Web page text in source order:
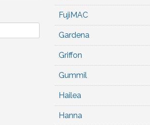
FujiMAC
Gardena
Griffon
Gummil
Hailea
Hanna